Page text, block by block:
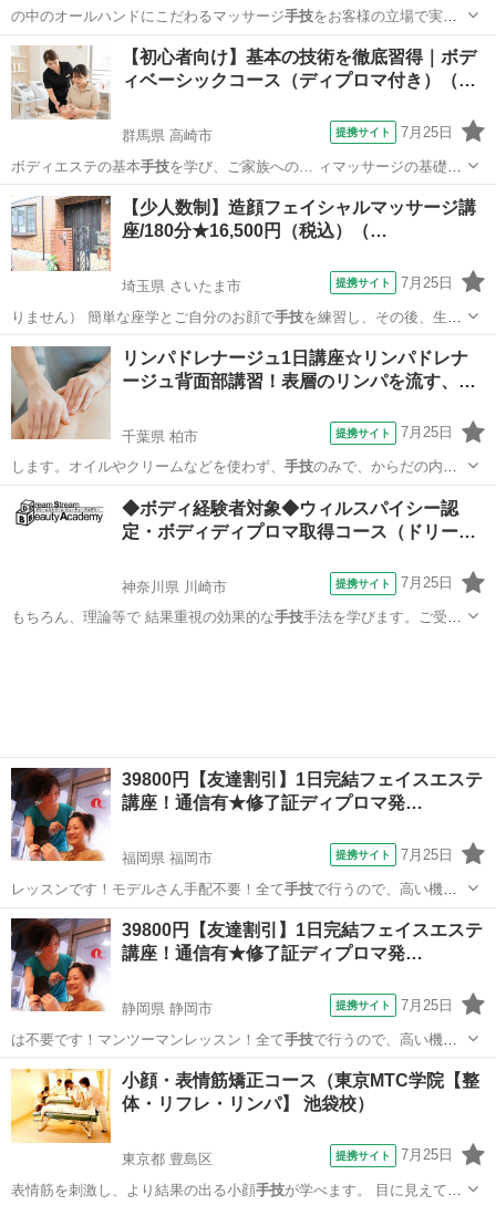
の中のオールハンドにこだわるマッサージ手技をお客様の立場で実際
体感頂きます。（約…
愛知 一宮市 エステ
【初心者向け】基本の技術を徹底習得｜ボデ
ィベーシックコース（ディプロマ付き）（…
群馬県 高崎市 提携サイト 7月25日
ボディエステの基本手技を学び、ご家族への… ィマッサージの基礎
技（軽擦法・強擦法…
群馬 高崎市 エステ
【少人数制】造顔フェイシャルマッサージ講
座/180分★16,500円（税込）（…
埼玉県 さいたま市 提携サイト 7月25日
りません） 簡単な座学とご自分のお顔で手技を練習し、その後、生徒
様同士で相モデル…
埼玉 さいたま市 エステ
リンパドレナージュ1日講座☆リンパドレナ
ージュ背面部講習！表層のリンパを流す、…
千葉県 柏市 提携サイト 7月25日
します。オイルやクリームなどを使わず、 手技のみで、からだの内側
を健やかに美しくす…
千葉 その他
◆ボディ経験者対象◆ウィルスパイシー認
定・ボディディプロマ取得コース（ドリー
神奈川県 川崎市 提携サイト 7月25日
もちろん、理論等で 結果重視の効果的な手技手法を学びます。ご受講
39800円【友達割引】1日完結フェイスエステ
講座！通信有★修了証ディプロマ発…
福岡県 福岡市 提携サイト 7月25日
レッスンです！モデルさん手配不要！全て手技で行うので、高い機械
を購入する必要は一…
福岡 福岡市 エステ
39800円【友達割引】1日完結フェイスエステ
講座！通信有★修了証ディプロマ発…
静岡県 静岡市 提携サイト 7月25日
は不要です！マンツーマンレッスン！全て手技で行うので、高い機械
を購入する必要は一…
静岡 静岡市 エステ
小顔・表情筋矯正コース（東京MTC学院【整
体・リフレ・リンパ】 池袋校）
東京都 豊島区 提携サイト 7月25日
表情筋を刺激し、より結果の出る小顔手技が学べます。 目に見えて差